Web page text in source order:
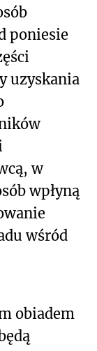
poniesie
uzyskania
w
wpłyną
wśród
obiadem